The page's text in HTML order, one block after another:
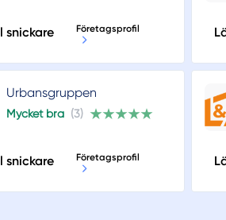
snickare Företagsprofil
Urbansgruppen
Mycket bra (3)
snickare Företagsprofil